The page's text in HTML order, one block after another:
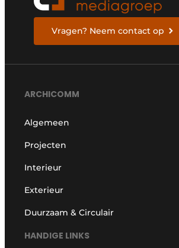
Vragen? Neem contact op
ARCHICOMM
Algemeen
Projecten
Interieur
Exterieur
Duurzaam & Circulair
HANDIGE LINKS